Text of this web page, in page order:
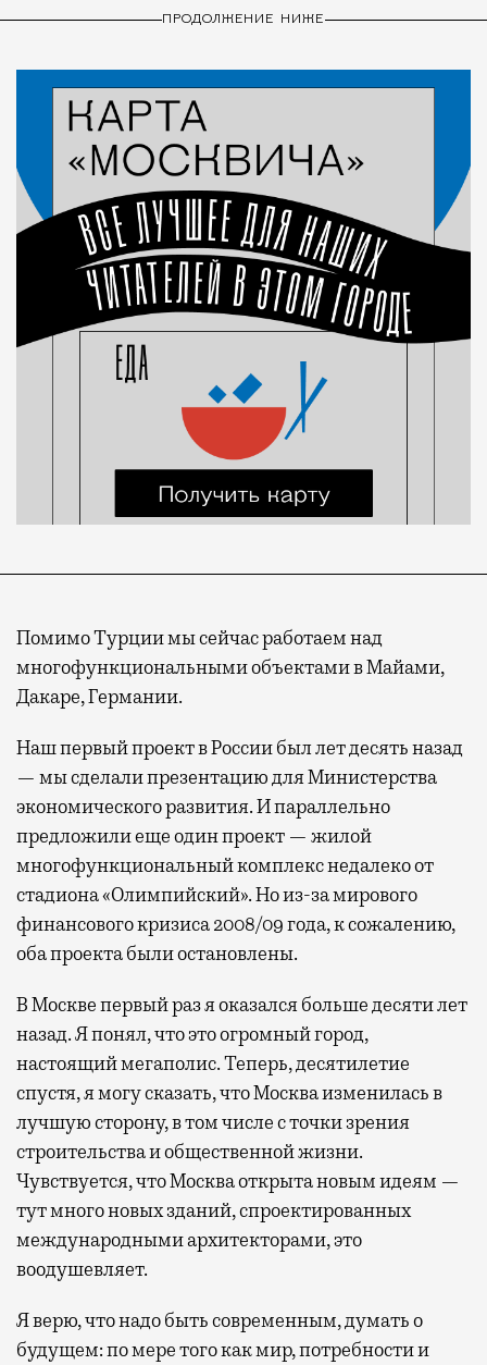
ПРОДОЛЖЕНИЕ НИЖЕ
Помимо Турции мы сейчас работаем над
многофункциональными объектами в Майами,
Дакаре, Германии.
Наш первый проект в России был лет десять назад
— мы сделали презентацию для Министерства
экономического развития. И параллельно
предложили еще один проект — жилой
многофункциональный комплекс недалеко от
стадиона «Олимпийский». Но из-за мирового
финансового кризиса 2008/09 года, к сожалению,
оба проекта были остановлены.
В Москве первый раз я оказался больше десяти лет
назад. Я понял, что это огромный город,
настоящий мегаполис. Теперь, десятилетие
спустя, я могу сказать, что Москва изменилась в
лучшую сторону, в том числе с точки зрения
строительства и общественной жизни.
Чувствуется, что Москва открыта новым идеям —
тут много новых зданий, спроектированных
международными архитекторами, это
воодушевляет.
Я верю, что надо быть современным, думать о
будущем: по мере того как мир, потребности и